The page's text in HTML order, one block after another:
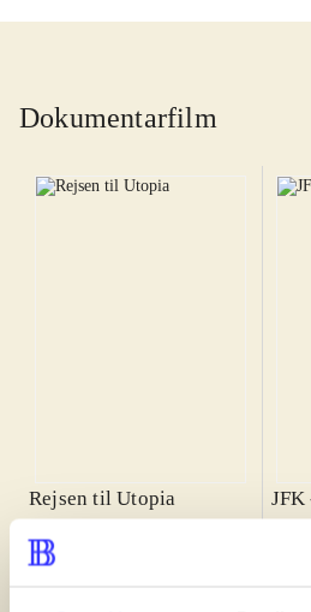
Dokumentarfilm
Rejsen til Utopia
Erlend E. Mo
JFK